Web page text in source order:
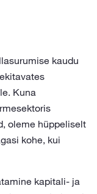
kaudu
Kuna
oleme hüppeliselt
kohe, kui
kapitali- ja